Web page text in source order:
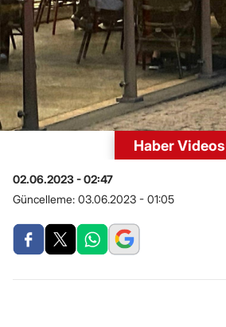
Haber
02.06.2023 - 02:47
Güncelleme: 03.06.2023 - 01:05